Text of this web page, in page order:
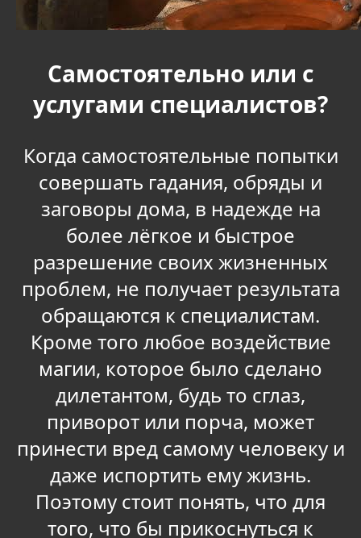
Самостоятельно или с
услугами специалистов?
Когда самостоятельные попытки
совершать гадания, обряды и
заговоры дома, в надежде на
более лёгкое и быстрое
разрешение своих жизненных
проблем, не получает результата
обращаются к специалистам.
Кроме того любое воздействие
магии, которое было сделано
дилетантом, будь то сглаз,
приворот или порча, может
принести вред самому человеку и
даже испортить ему жизнь.
Поэтому стоит понять, что для
того, что бы прикоснуться к